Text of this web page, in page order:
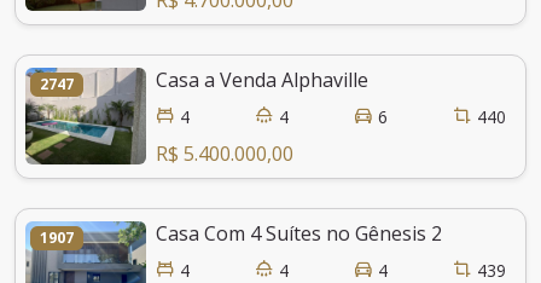
2747 Casa a Venda Alphaville
4 4 6 440
R$ 5.400.000,00
1907 Casa Com 4 Suítes no Gênesis 2
4 4 4 439